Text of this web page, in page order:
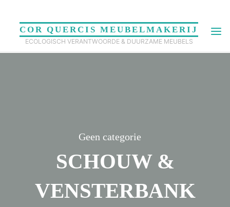
content
COR QUERCIS MEUBELMAKERIJ
ECOLOGISCH VERANTWOORDE & DUURZAME MEUBELS
Geen categorie
SCHOUW &
VENSTERBANK